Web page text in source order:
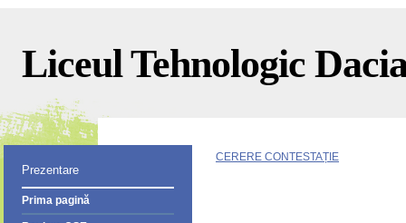
Liceul Tehnologic
Prezentare
Prima pagină
CERERE CONTESTAȚIE